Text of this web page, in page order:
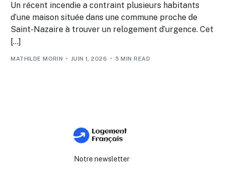
Un récent incendie a contraint plusieurs habitants
d’une maison située dans une commune proche de
Saint-Nazaire à trouver un relogement d’urgence. Cet
[…]
MATHILDE MORIN JUIN 1, 2026 5 MIN READ
Notre newsletter